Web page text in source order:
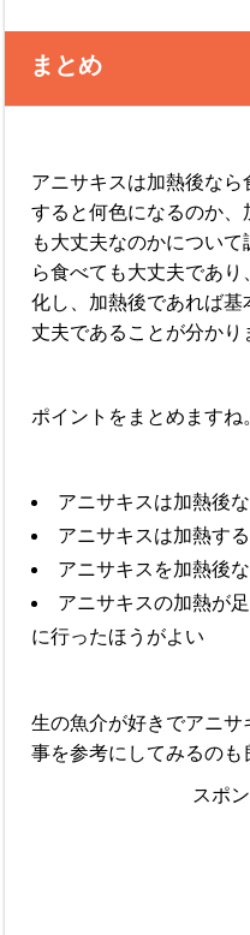
まとめ
アニサキスは加熱後な
すると何色になるのか
も大丈夫なのかについ
ら食べても大丈夫であ
化し、加熱後であれば
丈夫であることが分かり
ポイントをまとめますね
アニサキスは加熱後
アニサキスは加熱す
アニサキスを加熱後
アニサキスの加熱が
に行ったほうがよい
生の魚介が好きでアニ
事を参考にしてみるのも
スポ